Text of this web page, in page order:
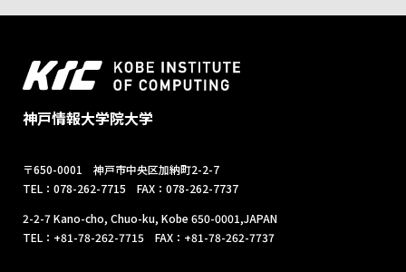
神戸情報大学院大学
〒650-0001 神戸市中央区加納町2-2-7
TEL：078-262-7715 FAX：078-262-7737
2-2-7 Kano-cho, Chuo-ku, Kobe 650-0001,JAPAN
TEL：+81-78-262-7715 FAX：+81-78-262-7737